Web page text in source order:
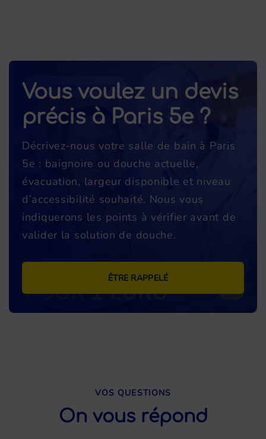
Vous voulez un devis
précis à Paris 5e ?
Décrivez-nous votre salle de bain à Paris
5e : baignoire ou douche actuelle,
évacuation, largeur disponible et niveau
d’accessibilité souhaité. Nous vous
indiquerons les points à vérifier avant de
valider la solution de douche.
ÊTRE RAPPELÉ
VOS QUESTIONS
On vous répond